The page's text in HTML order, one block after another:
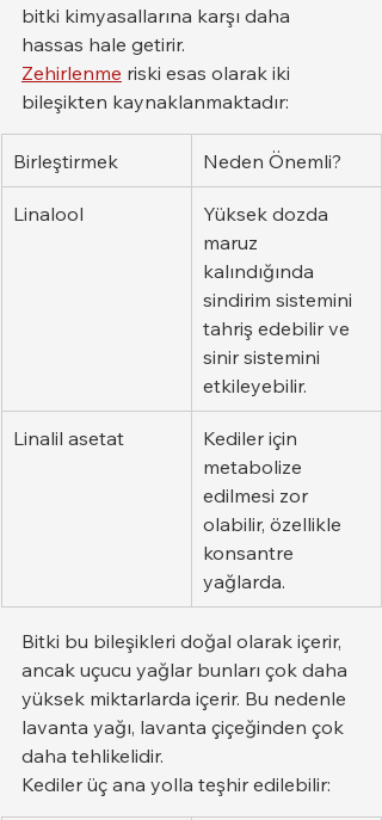
bitki kimyasallarına karşı daha
hassas hale getirir.
Zehirlenme riski esas olarak iki
bileşikten kaynaklanmaktadır:
Birleştirmek Neden Önemli?
Linalool
Yüksek dozda
maruz
kalındığında
sindirim sistemini
tahriş edebilir ve
sinir sistemini
etkileyebilir.
Linalil asetat
Kediler için
metabolize
edilmesi zor
olabilir, özellikle
konsantre
yağlarda.
Bitki bu bileşikleri doğal olarak içerir,
ancak uçucu yağlar bunları çok daha
yüksek miktarlarda içerir. Bu nedenle
lavanta yağı, lavanta çiçeğinden çok
daha tehlikelidir.
Kediler üç ana yolla teşhir edilebilir: